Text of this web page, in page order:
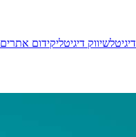
דיגיטלשיווק דיגיטליקידום אתרים